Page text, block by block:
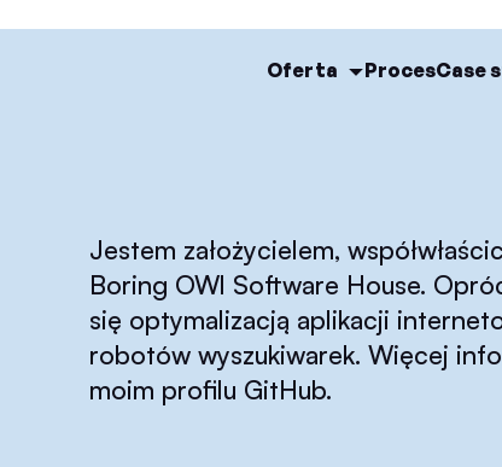
Oferta ProcesCase
Jestem założycielem,
Boring OWl Software House.
się optymalizacją aplikacji
robotów wyszukiwarek. Więcej
moim profilu GitHub.